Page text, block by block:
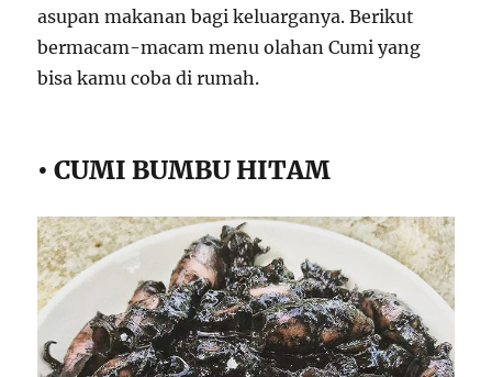
asupan makanan bagi keluarganya. Berikut
bermacam-macam menu olahan Cumi yang
bisa kamu coba di rumah.
• CUMI BUMBU HITAM